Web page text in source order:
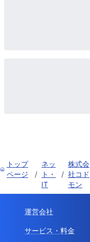
トップ
ページ
/
ネッ
ト・
IT
/
株式会
社コド
モン
運営会社
サービス・料金